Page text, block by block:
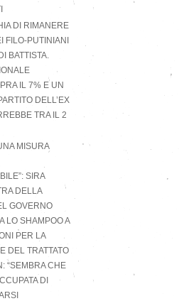
DI RIMANERE
FILO-PUTINIANI
BATTISTA.
IL 7% E UN
DELL’EX
TRA IL 2
MISURA
SIRA
DELLA
GOVERNO
LO SHAMPOO A
PER LA
DEL TRATTATO
“SEMBRA CHE
DI